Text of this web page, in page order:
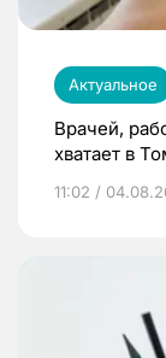
Актуальное
Врачей,
хватает в
11:02 /